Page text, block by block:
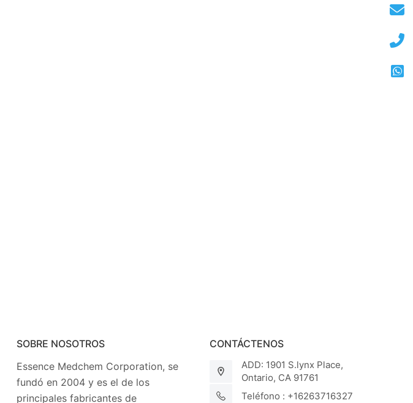
SOBRE NOSOTROS
Essence Medchem Corporation, se
fundó en 2004 y es el de los
principales fabricantes de
CONTÁCTENOS
ADD: 1901 S.lynx Place,
Ontario, CA 91761
Teléfono : +16263716327